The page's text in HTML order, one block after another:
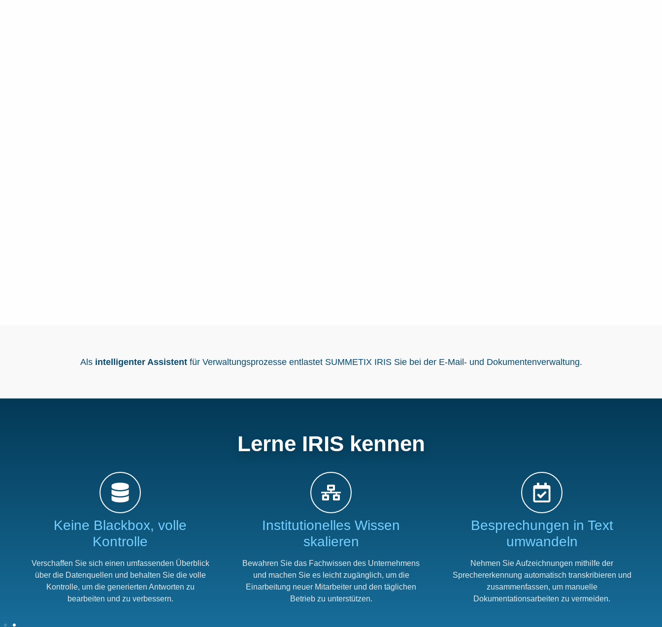
Als intelligenter Assistentfür Verwaltungsprozesse entlastet SUMMETIX IRIS Sie bei der E-Mail- und Dokumentenverwaltung.
Lerne IRIS kennen
Keine Blackbox, volle
Kontrolle
Verschaffen Sie sich einen umfassenden Überblick
über die Datenquellen und behalten Sie die volle
Kontrolle, um die generierten Antworten zu
bearbeiten und zu verbessern.
Institutionelles Wissen
skalieren
Bewahren Sie das Fachwissen des Unternehmens
und machen Sie es leicht zugänglich, um die
Einarbeitung neuer Mitarbeiter und den täglichen
Betrieb zu unterstützen.
Besprechungen in Text
umwandeln
Nehmen Sie Aufzeichnungen mithilfe der
Sprechererkennung automatisch transkribieren und
zusammenfassen, um manuelle
Dokumentationsarbeiten zu vermeiden.